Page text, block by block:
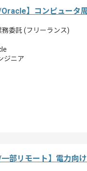
Oracle】コンピュータ
務委託 (フリーランス)
ジニア
一部リモート】電力向